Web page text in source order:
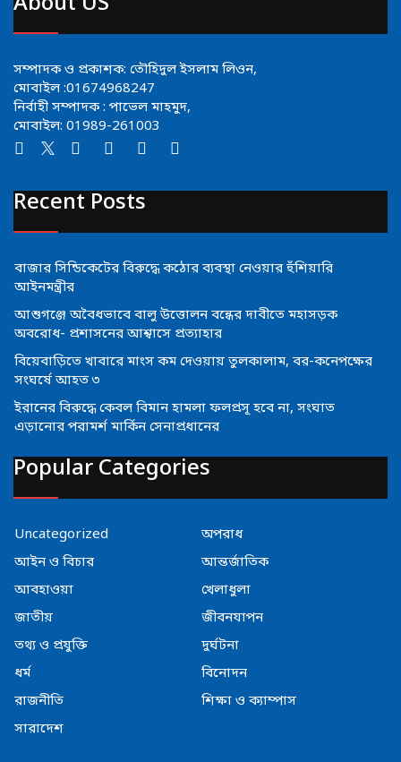
সম্পাদক ও প্রকাশক: তৌহিদুল ইসলাম লিওন,
মোবাইল :01674968247
নির্বাহী সম্পাদক : পাভেল মাহমুদ,
মোবাইল: 01989-261003
Recent Posts
বাজার সিন্ডিকেটের বিরুদ্ধে কঠোর ব্যবস্থা নেওয়ার হুঁশিয়ারি
আইনমন্ত্রীর
আশুগঞ্জে অবৈধভাবে বালু উত্তোলন বন্ধের দাবীতে মহাসড়ক
অবরোধ- প্রশাসনের আশ্বাসে প্রত্যাহার
বিয়েবাড়িতে খাবারে মাংস কম দেওয়ায় তুলকালাম, বর-কনেপক্ষের
সংঘর্ষে আহত ৩
ইরানের বিরুদ্ধে কেবল বিমান হামলা ফলপ্রসূ হবে না, সংঘাত
এড়ানোর পরামর্শ মার্কিন সেনাপ্রধানের
Popular Categories
Uncategorized
অপরাধ
আইন ও বিচার
আন্তর্জাতিক
আবহাওয়া
খেলাধুলা
জাতীয়
জীবনযাপন
তথ্য ও প্রযুক্তি
দুর্ঘটনা
ধর্ম
বিনোদন
রাজনীতি
শিক্ষা ও ক্যাম্পাস
সারাদেশ